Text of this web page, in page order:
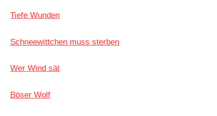
Tiefe Wunden
Schneewittchen muss sterben
Wer Wind sät
Böser Wolf